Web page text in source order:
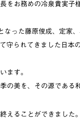
お務めの冷泉貴実子
った藤原俊成、定家
守られてきました日本
ます。
の美を、その源である
えることができました。